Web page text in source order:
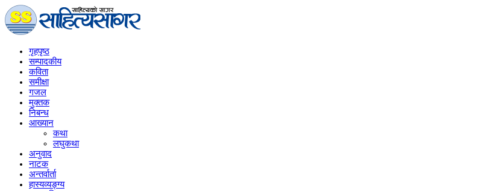
गृहपृष्‍ठ
सम्पादकीय
कविता
समीक्षा
गजल
मुक्तक
निबन्ध
आख्यान
कथा
लघुकथा
अनुवाद
नाटक
अन्तर्वार्ता
हास्यव्यङ्ग्य